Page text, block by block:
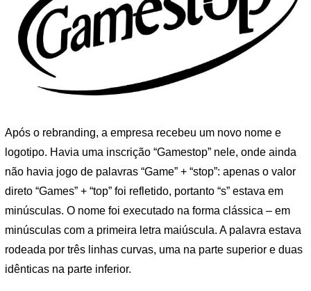
Após o rebranding, a empresa recebeu um novo nome e
logotipo. Havia uma inscrição “Gamestop” nele, onde ainda
não havia jogo de palavras “Game” + “stop”: apenas o valor
direto “Games” + “top” foi refletido, portanto “s” estava em
minúsculas. O nome foi executado na forma clássica – em
minúsculas com a primeira letra maiúscula. A palavra estava
rodeada por três linhas curvas, uma na parte superior e duas
idênticas na parte inferior.